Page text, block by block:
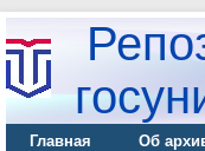
Главная Об